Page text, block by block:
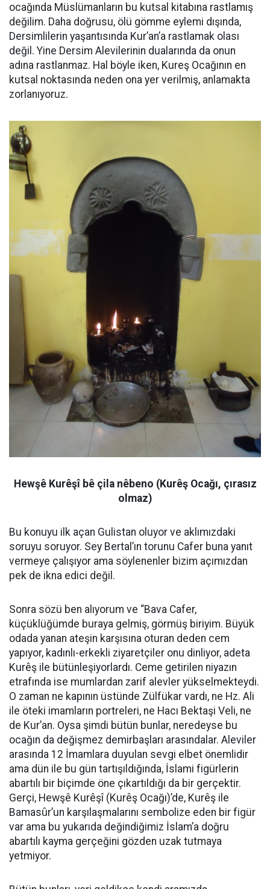
ocağında Müslümanların bu kutsal kitabına rastlamış
değilim. Daha doğrusu, ölü gömme eylemi dışında,
Dersimlilerin yaşantısında Kur’an’a rastlamak olası
değil. Yine Dersim Alevilerinin dualarında da onun
adına rastlanmaz. Hal böyle iken, Kureş Ocağının en
kutsal noktasında neden ona yer verilmiş, anlamakta
zorlanıyoruz.
Hewşê Kurêşî bê çila nêbeno (Kurêş Ocağı, çırasız
olmaz)
Bu konuyu ilk açan Gulistan oluyor ve aklımızdaki
soruyu soruyor. Sey Bertal’ın torunu Cafer buna yanıt
vermeye çalışıyor ama söylenenler bizim açımızdan
pek de ikna edici değil.
Sonra sözü ben alıyorum ve “Bava Cafer,
küçüklüğümde buraya gelmiş, görmüş biriyim. Büyük
odada yanan ateşin karşısına oturan deden cem
yapıyor, kadınlı-erkekli ziyaretçiler onu dinliyor, adeta
Kurêş ile bütünleşiyorlardı. Ceme getirilen niyazın
etrafında ise mumlardan zarif alevler yükselmekteydi.
O zaman ne kapının üstünde Zülfükar vardı, ne Hz. Ali
ile öteki imamların portreleri, ne Hacı Bektaşi Veli, ne
de Kur’an. Oysa şimdi bütün bunlar, neredeyse bu
ocağın da değişmez demirbaşları arasındalar. Aleviler
arasında 12 İmamlara duyulan sevgi elbet önemlidir
ama dün ile bu gün tartışıldığında, İslami figürlerin
abartılı bir biçimde öne çıkartıldığı da bir gerçektir.
Gerçi, Hewşê Kurêşî (Kurêş Ocağı)’de, Kurêş ile
Bamasûr’un karşılaşmalarını sembolize eden bir figür
var ama bu yukarıda değindiğimiz İslam’a doğru
abartılı kayma gerçeğini gözden uzak tutmaya
yetmiyor.